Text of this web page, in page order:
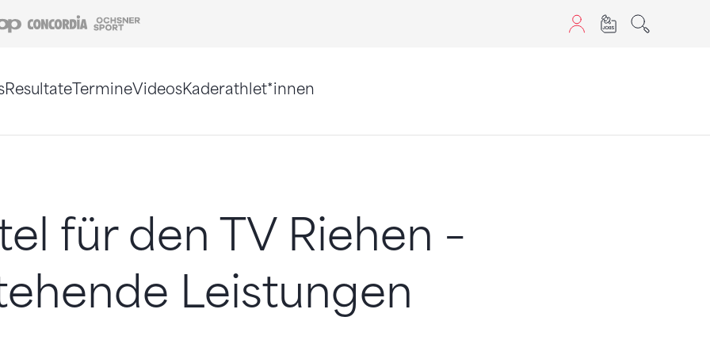
Coop Concordia
ResultateTermineVideosKaderathlet*innen
für den TV Riehen –
Leistungen